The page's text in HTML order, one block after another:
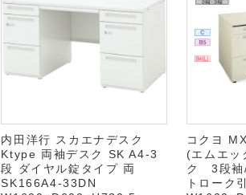
内田洋行 スカエナデスク
Ktype 両袖デスク SK A4-3
段 ダイヤル錠タイプ 両
SK166A4-33DN
コクヨ
(エムエッ
ク 3段袖
トローク